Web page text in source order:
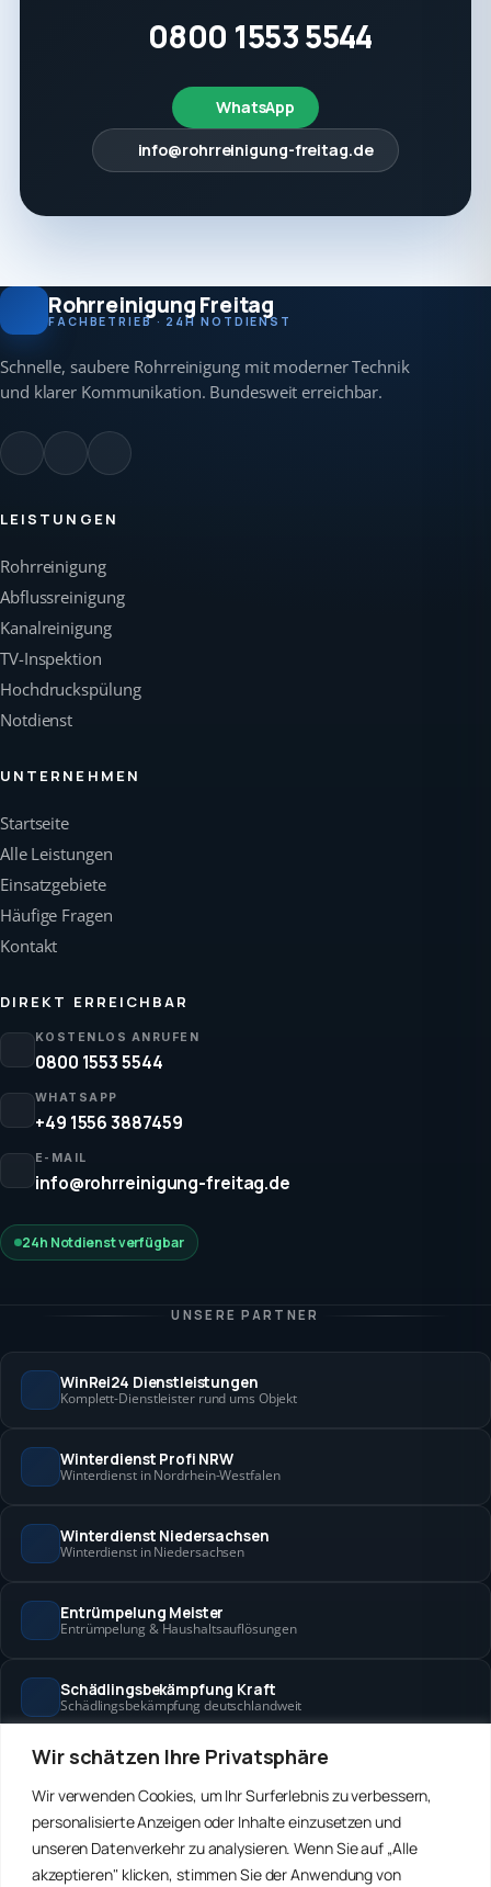
Wir schätzen Ihre Privatsphäre
Wir verwenden Cookies, um Ihr Surferlebnis zu verbessern,
personalisierte Anzeigen oder Inhalte einzusetzen und
unseren Datenverkehr zu analysieren. Wenn Sie auf „Alle
akzeptieren" klicken, stimmen Sie der Anwendung von
0800 1553 5544
WhatsApp
info@rohrreinigung-freitag.de
Rohrreinigung Freitag
FACHBETRIEB · 24H NOTDIENST
Schnelle, saubere Rohrreinigung mit moderner Technik
und klarer Kommunikation. Bundesweit erreichbar.
LEISTUNGEN
Rohrreinigung
Abflussreinigung
Kanalreinigung
TV-Inspektion
Hochdruckspülung
Notdienst
UNTERNEHMEN
Startseite
Alle Leistungen
Einsatzgebiete
Häufige Fragen
Kontakt
DIREKT ERREICHBAR
KOSTENLOS ANRUFEN
0800 1553 5544
WHATSAPP
+49 1556 3887459
E-MAIL
info@rohrreinigung-freitag.de
24h Notdienst verfügbar
UNSERE PARTNER
WinRei24 Dienstleistungen
Komplett-Dienstleister rund ums Objekt
Winterdienst Profi NRW
Winterdienst in Nordrhein-Westfalen
Winterdienst Niedersachsen
Winterdienst in Niedersachsen
Entrümpelung Meister
Entrümpelung & Haushaltsauflösungen
Schädlingsbekämpfung Kraft
Schädlingsbekämpfung deutschlandweit
Hanse Objektservice
Winterdienst Hansa
Winterdienst in Bremen & Hamburg